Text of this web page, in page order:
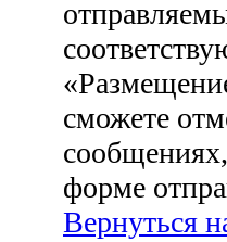
сможете
форме
Вернуться